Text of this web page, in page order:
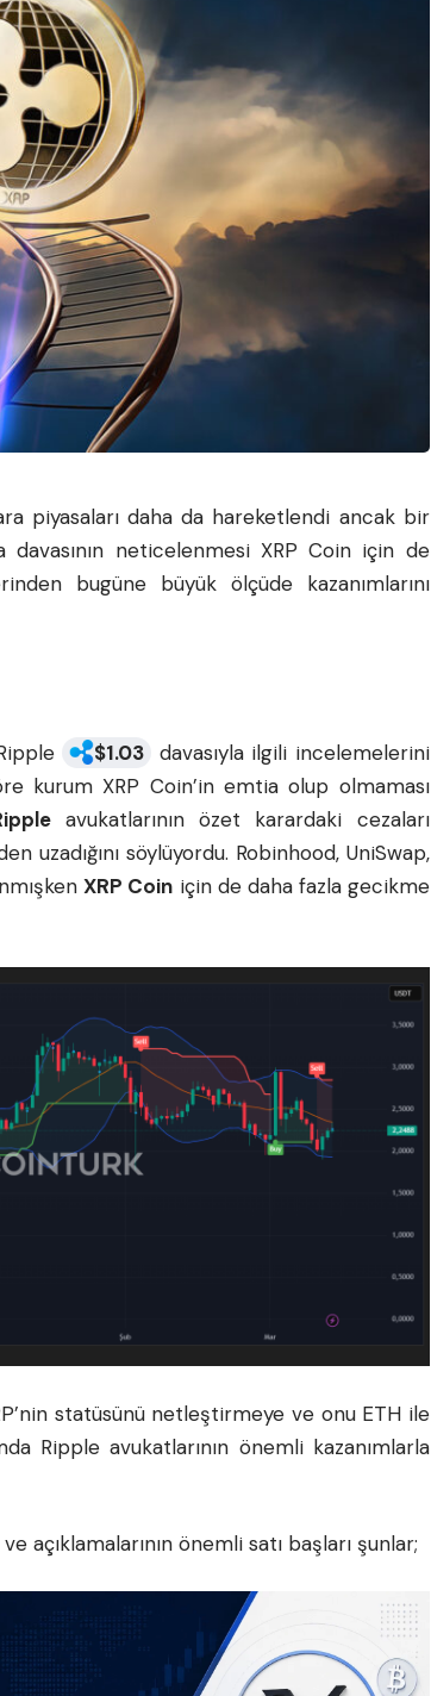
piyasaları daha da hareketlendi ancak bir
neticelenmesi XRP Coin için de
bugüne büyük ölçüde kazanımlarını
$1.03 davasıyla ilgili incelemelerini
kurum XRP Coin’in emtia olup olmaması
avukatlarının özet karardaki cezaları
uzadığını söylüyordu. Robinhood, UniSwap,
XRP Coin için de daha fazla gecikme
statüsünü netleştirmeye ve onu ETH ile
Ripple avukatlarının önemli kazanımlarla
açıklamalarının önemli satı başları şunlar;